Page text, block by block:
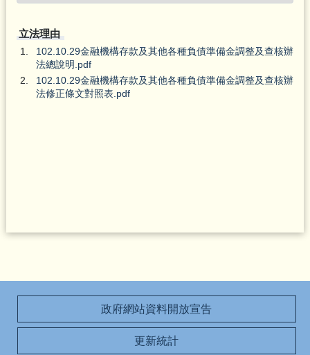
立法理由
102.10.29金融機構存款及其他各種負債準備金調整及查核辦
法總說明.pdf
102.10.29金融機構存款及其他各種負債準備金調整及查核辦
法修正條文對照表.pdf
政府網站資料開放宣告
更新統計